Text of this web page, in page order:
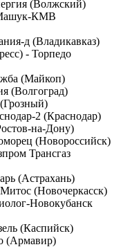
(Волжский)
КМВ
д (Владикавказ)
- Торпедо
(Майкоп)
(Волгоград)
2 (Краснодар)
на-Дону)
(Новороссийск)
Трансгаз
(Астрахань)
(Новочеркасск)
Новокубанск
(Каспийск)
(Армавир)